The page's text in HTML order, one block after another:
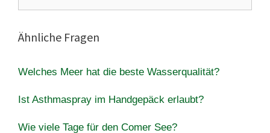
nach:
Ähnliche Fragen
Welches Meer hat die beste Wasserqualität?
Ist Asthmaspray im Handgepäck erlaubt?
Wie viele Tage für den Comer See?